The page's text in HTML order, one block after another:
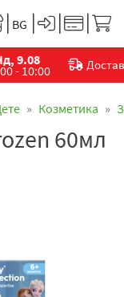
9.08
- 10:00
Козметика
60мл